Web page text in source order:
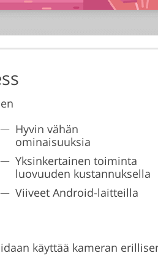
Hyvin vähän
ominaisuuksia
Yksinkertainen toiminta
luovuuden kustannuksella
Viiveet Android-laitteilla
käyttää kameran